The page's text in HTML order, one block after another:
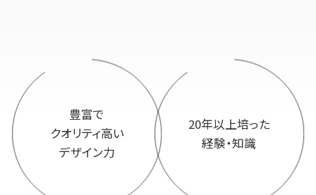
豊富で
クオリティ高い
デザイン力
20年以上培った
経験・知識